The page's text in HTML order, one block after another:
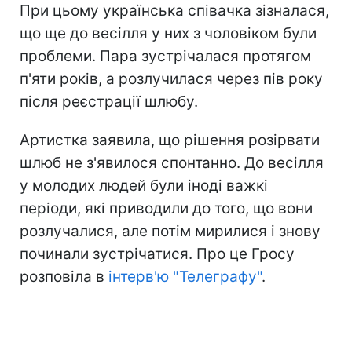
При цьому українська співачка зізналася,
що ще до весілля у них з чоловіком були
проблеми. Пара зустрічалася протягом
п'яти років, а розлучилася через пів року
після реєстрації шлюбу.
Артистка заявила, що рішення розірвати
шлюб не з'явилося спонтанно. До весілля
у молодих людей були іноді важкі
періоди, які приводили до того, що вони
розлучалися, але потім мирилися і знову
починали зустрічатися. Про це Гросу
розповіла в інтерв'ю "Телеграфу".